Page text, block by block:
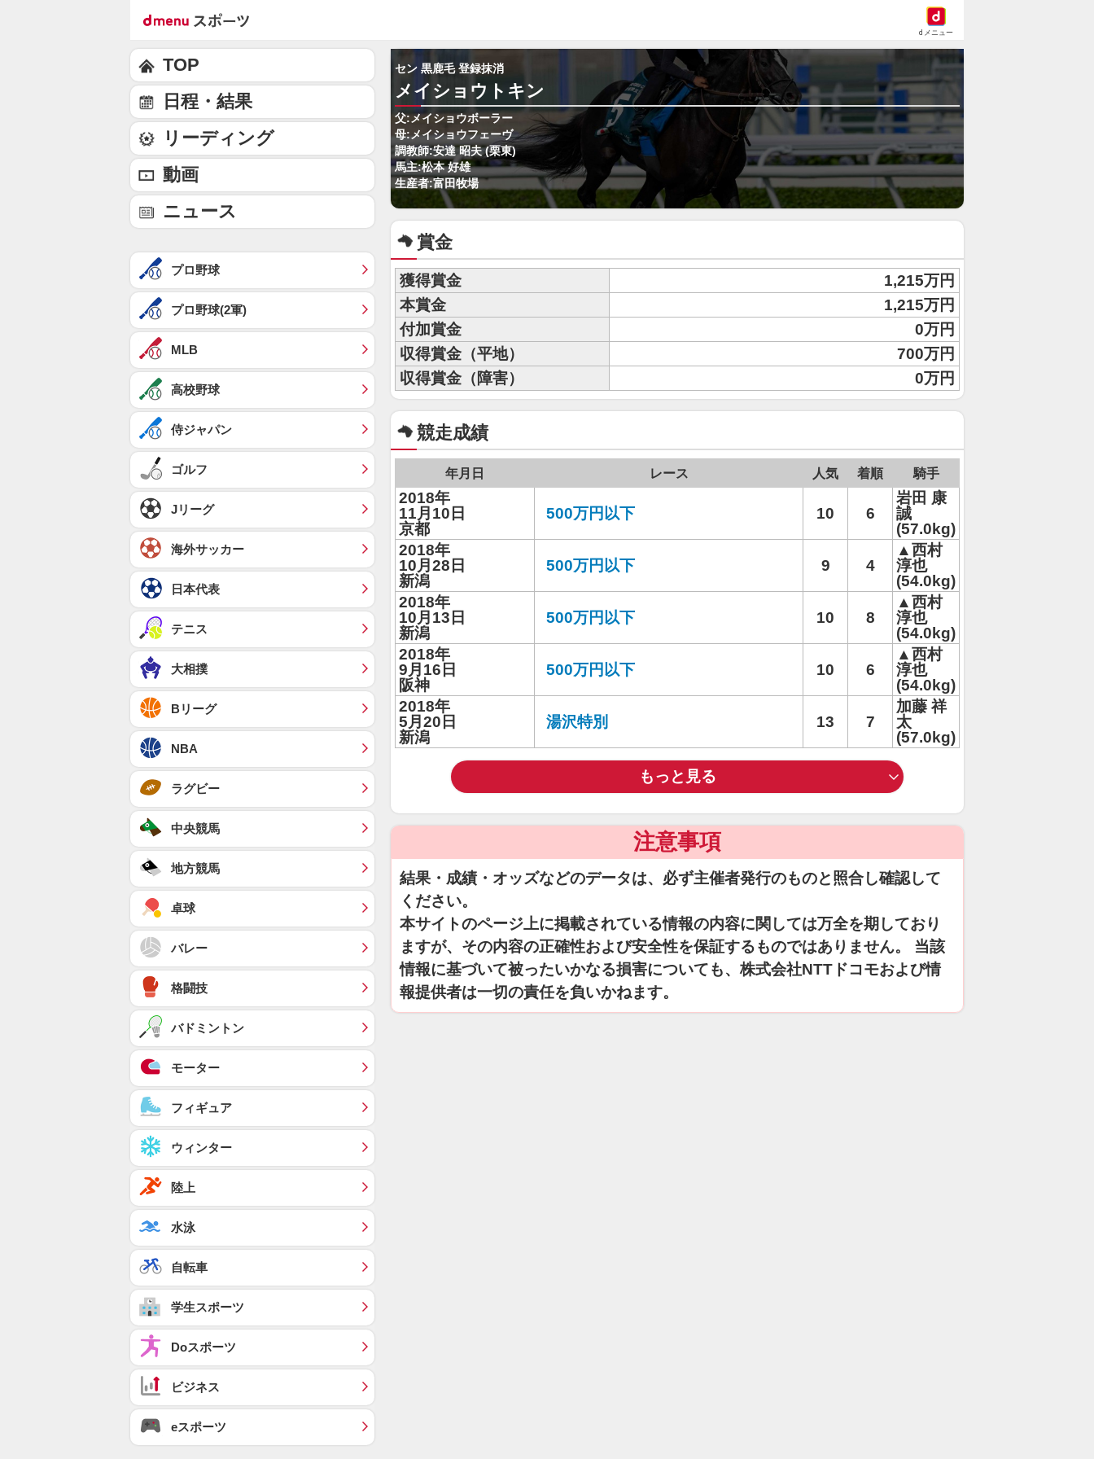
dメニュー
セン 黒鹿毛 登録抹消
メイショウトキン
父:メイショウボーラー
母:メイショウフェーヴ
調教師:安達 昭夫 (栗東)
馬主:松本 好雄
生産者:富田牧場
賞金
獲得賞金
1,215万円
本賞金
1,215万円
付加賞金
0万円
収得賞金（平地）
700万円
収得賞金（障害）
0万円
競走成績
年月日 レース 人気 着順 騎手
2018年
11月10日
京都
500万円以下 10 6
岩田 康
誠
(57.0kg)
2018年
10月28日
新潟
500万円以下 9 4
▲西村
淳也
(54.0kg)
2018年
10月13日
新潟
500万円以下 10 8
▲西村
淳也
(54.0kg)
2018年
9月16日
阪神
500万円以下 10 6
▲西村
淳也
(54.0kg)
2018年
5月20日
新潟
湯沢特別 13 7
加藤 祥
太
(57.0kg)
もっと見る
注意事項
結果・成績・オッズなどのデータは、必ず主催者発行のものと照合し確認して
ください。
本サイトのページ上に掲載されている情報の内容に関しては万全を期しており
ますが、その内容の正確性および安全性を保証するものではありません。 当該
情報に基づいて被ったいかなる損害についても、株式会社NTTドコモおよび情
報提供者は一切の責任を負いかねます。
TOP
日程・結果
リーディング
動画
ニュース
プロ野球
プロ野球(2軍)
MLB
高校野球
侍ジャパン
ゴルフ
Jリーグ
海外サッカー
日本代表
テニス
大相撲
Bリーグ
NBA
ラグビー
中央競馬
地方競馬
卓球
バレー
格闘技
バドミントン
モーター
フィギュア
ウィンター
陸上
水泳
自転車
学生スポーツ
Doスポーツ
ビジネス
eスポーツ